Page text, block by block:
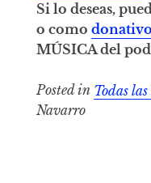
Si lo deseas,
o como
MÚSICA del
Posted in Todas
Navarro